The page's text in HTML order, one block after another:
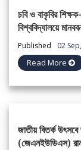
চবি ও বাকৃবির
বিশ্ববিদ্যালয়ে
Published 02
Read More
জাতীয় বিতর্ক উৎসবে
(জেএনইউডিএস)